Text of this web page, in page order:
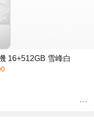
16+512GB 雪峰白